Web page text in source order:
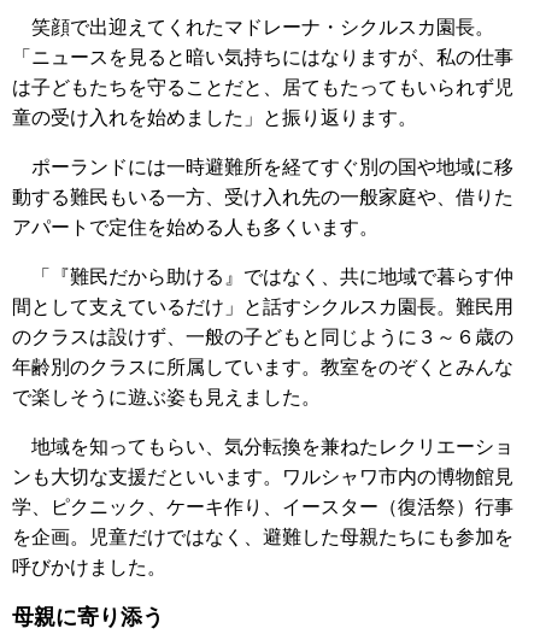
笑顔で出迎えてくれたマドレーナ・シクルスカ園長。
「ニュースを見ると暗い気持ちにはなりますが、私の仕事
は子どもたちを守ることだと、居てもたってもいられず児
童の受け入れを始めました」と振り返ります。
ポーランドには一時避難所を経てすぐ別の国や地域に移
動する難民もいる一方、受け入れ先の一般家庭や、借りた
アパートで定住を始める人も多くいます。
「『難民だから助ける』ではなく、共に地域で暮らす仲
間として支えているだけ」と話すシクルスカ園長。難民用
のクラスは設けず、一般の子どもと同じように３～６歳の
年齢別のクラスに所属しています。教室をのぞくとみんな
で楽しそうに遊ぶ姿も見えました。
地域を知ってもらい、気分転換を兼ねたレクリエーショ
ンも大切な支援だといいます。ワルシャワ市内の博物館見
学、ピクニック、ケーキ作り、イースター（復活祭）行事
を企画。児童だけではなく、避難した母親たちにも参加を
呼びかけました。
母親に寄り添う